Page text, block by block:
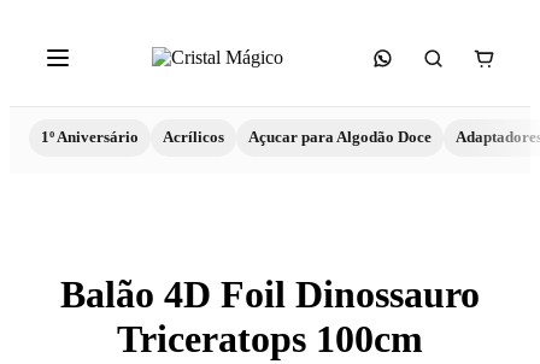
1º Aniversário Acrílicos Açucar para Algodão Doce
Balão 4D Foil Dinossauro
Triceratops 100cm